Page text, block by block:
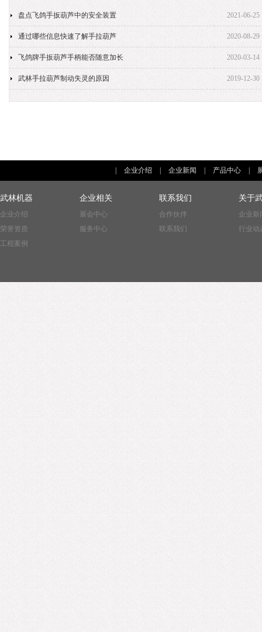
盘点飞鸽手扳葫芦中的安全装置 2021-06-25
通过哪些信息快速了解手拉葫芦 2020-08-29
飞鸽牌手扳葫芦手柄能否随意加长 2020-03-14
武林手拉葫芦制动失灵的原因 2019-12-30
| 企业介绍 | 企业新闻 | 产品中心 |
武林机器
企业介绍
荣誉资质
工程案例
企业相关
展会中心
服务中心
联系我们
合作伙伴
联系我们
关于
企业新
行业动